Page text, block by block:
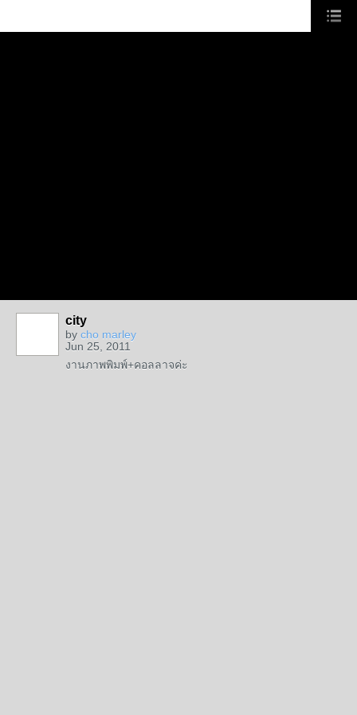
city
by cho marley
Jun 25, 2011
งานภาพพิมพ์+คอลลาจค่ะ